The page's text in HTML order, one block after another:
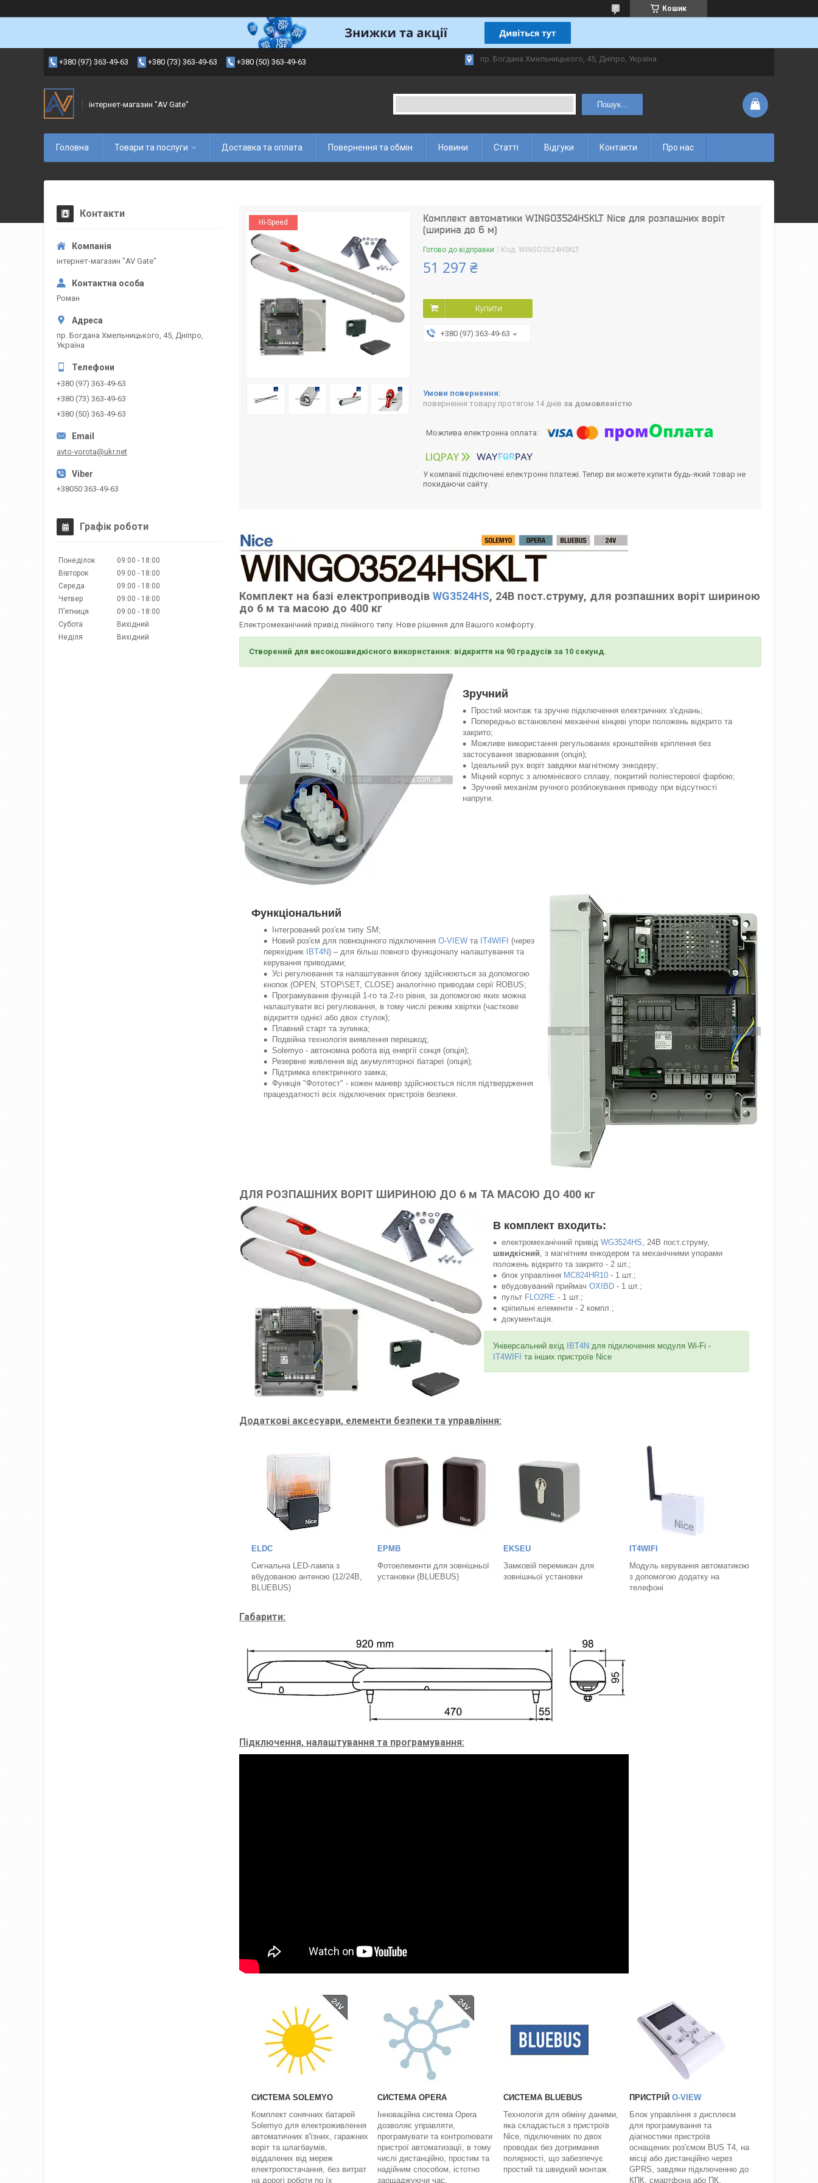
Кошик
+380 (97) 363-49-63 +380 (73) 363-49-63 +380 (50) 363-49-63 пр. Богдана Хмельницького, 45, Дніпро, Україна
інтернет-магазин "AV Gate" Пошук...
Головна Товари та послуги Доставка та оплата Повернення та обмін Новини Статті Відгуки Контакти Про нас
Hi-Speed
Комплект автоматики WINGO3524HSKLT Nice для розпашних воріт
(ширина до 6 м)
Готово до відправки Код: WINGO3524HSKLT
51 297 ₴
Купити
+380 (97) 363-49-63
повернення товару протягом 14 днів за домовленістю
У компанії підключені електронні платежі. Тепер ви можете купити будь-який товар не
покидаючи сайту.
Комплект на базі електроприводів WG3524HS, 24В пост.струму, для розпашних воріт шириною
до 6 м та масою до 400 кг
Електромеханічний привід лінійного типу. Нове рішення для Вашого комфорту.
Створений для високошвидкісного використання: відкриття на 90 градусів за 10 секунд.
Зручний
Простий монтаж та зручне підключення електричних з'єднань;
Попередньо встановлені механічні кінцеві упори положень відкрито та
закрито;
Можливе використання регульованих кронштейнів кріплення без
застосування зварювання (опція);
Ідеальний рух воріт завдяки магнітному энкодеру;
Міцний корпус з алюмінієвого сплаву, покритий поліестерової фарбою;
Зручний механізм ручного розблокування приводу при відсутності
напруги.
Функціональний
Інтегрований роз'єм типу SM;
Новий роз'єм для повноцінного підключення O-VIEW та IT4WIFI (через
перехідник
IBT4N) – для більш повного функціоналу налаштування та
керування приводами;
Усі регулювання та налаштування блоку здійснюються за допомогою
кнопок (OPEN, STOP\SET, CLOSE) аналогічно приводам серії ROBUS;
Програмування функцій 1-го та 2-го рівня, за допомогою яких можна
налаштувати всі регулювання, в тому числі режим хвіртки (часткове
відкриття однієї або двох стулок);
Плавний старт та зупинка;
Подвійна технологія виявлення перешкод;
Solemyo - автономна робота від енергії сонця (опція);
Резервне живлення від акумуляторної батареї (опція);
Підтримка електричного замка;
Функція "Фототест" - кожен маневр здійснюється після підтвердження
працездатності всіх підключених пристроїв безпеки.
ДЛЯ РОЗПАШНИХ ВОРІТ ШИРИНОЮ ДО 6 м ТА МАСОЮ ДО 400 кг
В комплект входить:
електромеханічний привід WG3524HS, 24В пост.струму,
швидкісний, з магнітним енкодером та механічними упорами
положень відкрито та закрито - 2 шт.;
блок управління MC824HR10 - 1 шт.;
вбудовуваний приймач OXIBD - 1 шт.;
пульт FLO2RE - 1 шт.;
кріпильні елементи - 2 компл.;
документація.
Універсальний вхід IBT4N для підключення модуля Wi-Fi -
IT4WIFI та інших пристроїв Nice
Додаткові аксесуари, елементи безпеки та управління:
ELDC
Сигнальна LED-лампа з
вбудованою антеною (12/24В,
BLUEBUS)
EPMB
Фотоелементи для зовнішньої
установки (BLUEBUS)
EKSEU
Замковій перемикач для
зовнішньої установки
IT4WIFI
Модуль керування автоматикою
з допомогою додатку на
телефоні
Габарити:
Підключення, налаштування та програмування:
СИСТЕМА SOLEMYO
Комплект сонячних батарей
Solemyo для електроживлення
автоматичних в'їзних, гаражних
воріт та шлагбаумів,
віддалених від мереж
електропостачання, без витрат
на дорогі роботи по їх
СИСТЕМА OPERA
Інноваційна система Opera
дозволяє управляти,
програмувати та контролювати
пристрої автоматизації, в тому
числі дистанційно, простим та
надійним способом, істотно
заощаджуючи час.
СИСТЕМА BLUEBUS
Технологія для обміну даними,
яка складається з пристроїв
Nice, підключених по двох
проводах без дотримання
полярності, що забезпечує
простий та швидкий монтаж.
ПРИСТРІЙ O-VIEW
Блок управління з дисплеєм
для програмування та
діагностики пристроїв
оснащених роз'ємом BUS T4, на
місці або дистанційно через
GPRS, завдяки підключенню до
КПК, смартфона або ПК.
Контакти
інтернет-магазин "AV Gate"
Роман
пр. Богдана Хмельницького, 45, Дніпро,
Україна
+380 (97) 363-49-63
+380 (73) 363-49-63
+380 (50) 363-49-63
avto-vorota@ukr.net
+38050 363-49-63
Графік роботи
Понеділок 09:00
18:00
Вівторок
09:00
18:00
Середа
09:00
18:00
Четвер
09:00
18:00
Пʼятниця
09:00
18:00
Субота
Вихідний
Неділя
Вихідний